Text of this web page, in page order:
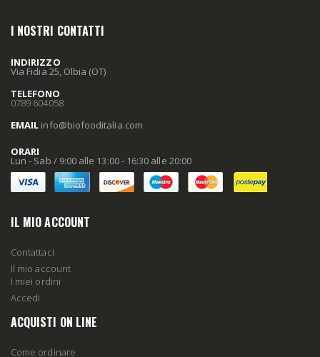
I NOSTRI CONTATTI
INDIRIZZO
Via Fidia 25, Olbia (OT)
TELEFONO
0789 604058
EMAIL info@biofooditalia.com
ORARI
Lun - Sab / 9:00 alle 13:00 - 16:30 alle 20:00
IL MIO ACCOUNT
Contattaci
Il mio account
I miei ordini
Accedi
ACQUISTI ON LINE
Come ordinare